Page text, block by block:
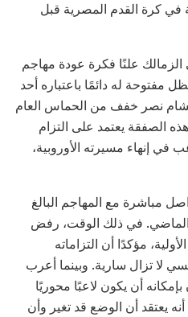
في كرة القدم المصرية قبل
علنًا فكرة عودة مهاجم
مفتوحة له دائمًا باعتباره أحد
هشام نصر خفف من الحماس العام
الصفقة يعتمد على التزام
في إنهاء مسيرته الأوروبية،
مباشرة مع المهاجم البالغ
الماضي. في ذلك الوقت، رفض
مؤكدًا أن التزاماته
لا تزال سارية. وبينما أعرب
أن يكون لاعبًا محوريًا
يعتقد أن الوضع قد تغير وأن